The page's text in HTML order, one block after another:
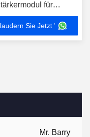
Mr. Barry
für
Sie Jetzt '